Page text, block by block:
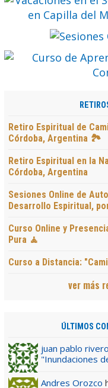
Retiro Espiritual de
Córdoba, Argentina 🏞️
Retiro Espiritual en la
Córdoba, Argentina
Sesiones Online de
Desarrollo Espiritual,
Curso Online y
Pura 🧘
Curso a Distancia:
ver más
ÚLTIMOS
juan pablo
"Inundaciones
Andres Orozco